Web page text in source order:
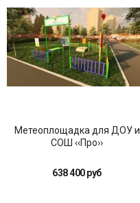
Метеоплощадка для ДОУ и
СОШ ‹‹Про››
638 400 руб